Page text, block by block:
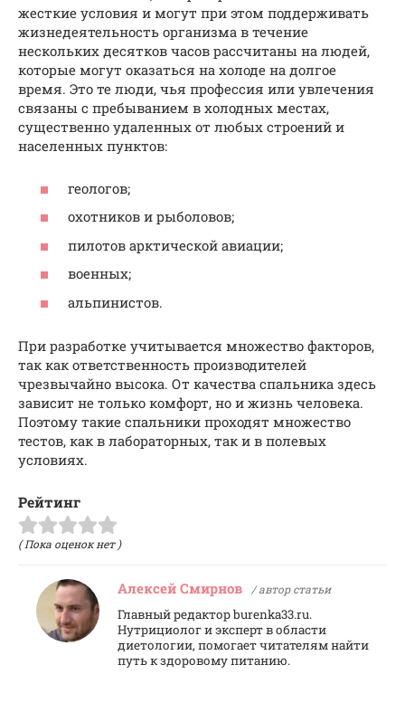
жесткие условия и могут при этом поддерживать
жизнедеятельность организма в течение
нескольких десятков часов рассчитаны на людей,
которые могут оказаться на холоде на долгое
время. Это те люди, чья профессия или увлечения
связаны с пребыванием в холодных местах,
существенно удаленных от любых строений и
населенных пунктов:
геологов;
охотников и рыболовов;
пилотов арктической авиации;
военных;
альпинистов.
При разработке учитывается множество факторов,
так как ответственность производителей
чрезвычайно высока. От качества спальника здесь
зависит не только комфорт, но и жизнь человека.
Поэтому такие спальники проходят множество
тестов, как в лабораторных, так и в полевых
условиях.
Рейтинг
( Пока оценок нет )
Алексей Смирнов / автор статьи
Главный редактор burenka33.ru.
Нутрициолог и эксперт в области
диетологии, помогает читателям найти
путь к здоровому питанию.